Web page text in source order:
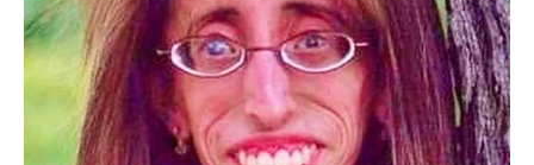
promeniti raspoloženje i vratiti veru u ljubav.
Ako ste u vezi, partner će pokazati koliko mu značite. Ako
ste slobodni, jedna osoba već dugo krije emocije prema
vama i moguće je da će danas skupiti hrabrost da vam to